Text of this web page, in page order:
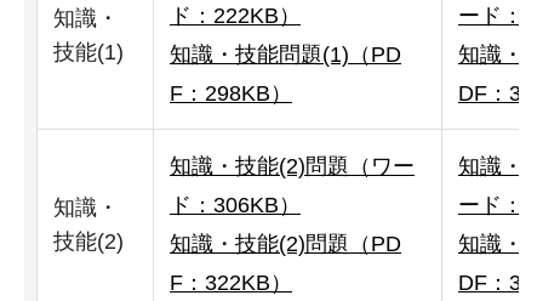
知識・
技能(1)
ド：222KB）
知識・技能問題(1)（PD
F：298KB）
ード：
知識・
DF：
知識・
技能(2)
知識・技能(2)問題（ワー
ド：306KB）
知識・技能(2)問題（PD
F：322KB）
知識・
ード：
知識・
DF：